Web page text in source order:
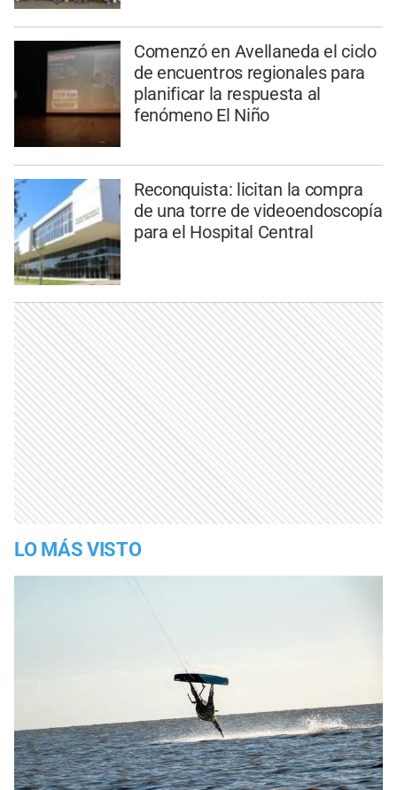
Comenzó en Avellaneda el ciclo
de encuentros regionales para
planificar la respuesta al
fenómeno El Niño
Reconquista: licitan la compra
de una torre de videoendoscopía
para el Hospital Central
LO MÁS VISTO